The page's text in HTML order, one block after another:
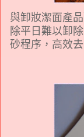
與卸妝潔面產
除平日難以卸
砂程序，高效